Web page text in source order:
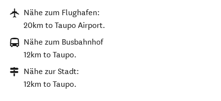
Nähe zum Flughafen:
20km to Taupo Airport.
Nähe zum Busbahnhof
12km to Taupo.
Nähe zur Stadt:
12km to Taupo.